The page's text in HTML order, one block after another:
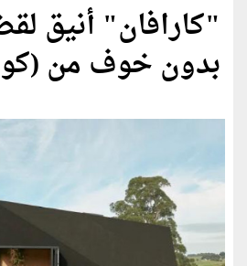
"كارافان" أنيق
بدون خوف من